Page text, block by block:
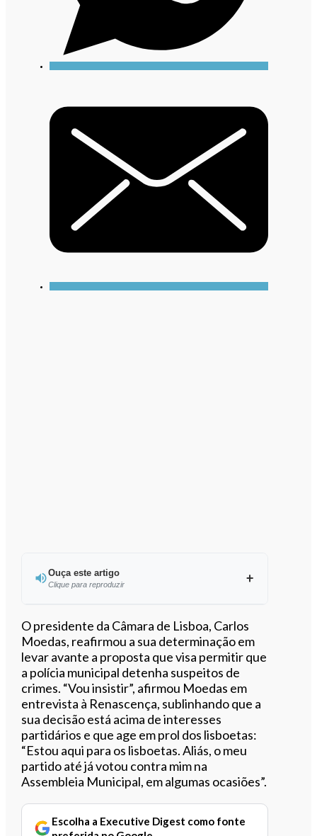
Ouça este artigo
Clique para reproduzir
Ouvir este artigo
O presidente da Câmara de Lisboa, Carlos
Moedas, reafirmou a sua determinação em
levar avante a proposta que visa permitir que
a polícia municipal detenha suspeitos de
crimes. “Vou insistir”, afirmou Moedas em
entrevista à Renascença, sublinhando que a
sua decisão está acima de interesses
partidários e que age em prol dos lisboetas:
“Estou aqui para os lisboetas. Aliás, o meu
partido até já votou contra mim na
Assembleia Municipal, em algumas ocasiões”.
Escolha a Executive Digest como fonte